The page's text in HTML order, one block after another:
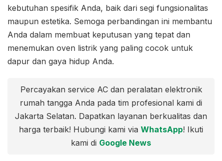
kebutuhan spesifik Anda, baik dari segi fungsionalitas
maupun estetika. Semoga perbandingan ini membantu
Anda dalam membuat keputusan yang tepat dan
menemukan oven listrik yang paling cocok untuk
dapur dan gaya hidup Anda.
Percayakan service AC dan peralatan elektronik
rumah tangga Anda pada tim profesional kami di
Jakarta Selatan. Dapatkan layanan berkualitas dan
harga terbaik! Hubungi kami via WhatsApp! Ikuti
kami di Google News